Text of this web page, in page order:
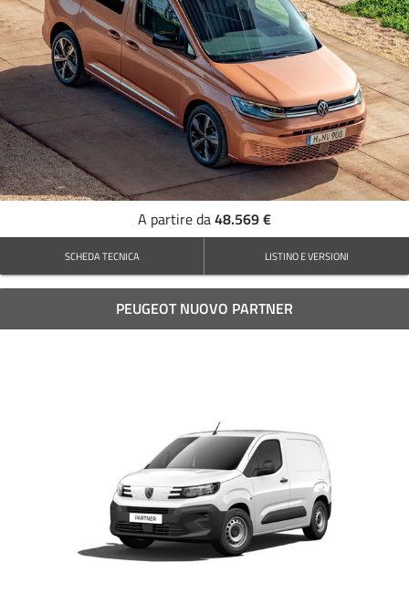
A partire da48.569 €
SCHEDA TECNICA LISTINO E VERSIONI
PEUGEOT NUOVO PARTNER